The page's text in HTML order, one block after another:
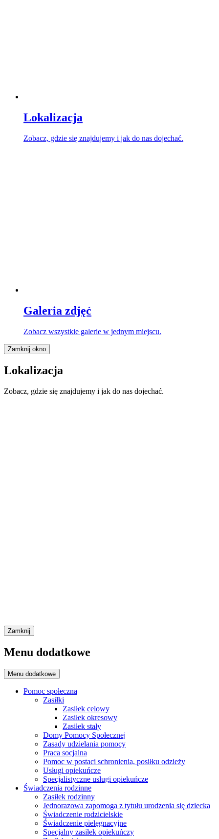
Lokalizacja
Zobacz, gdzie się znajdujemy i jak do nas dojechać.
Galeria zdjęć
Zobacz wszystkie galerie w jednym miejscu.
Zamknij okno
Lokalizacja
Zobacz, gdzie się znajdujemy i jak do nas dojechać.
Zamknij
Menu dodatkowe
Menu dodatkowe
Pomoc społeczna
Zasiłki
Zasiłek celowy
Zasiłek okresowy
Zasiłek stały
Domy Pomocy Społecznej
Zasady udzielania pomocy
Praca socjalna
Pomoc w postaci schronienia, posiłku odzieży
Usługi opiekuńcze
Specjalistyczne usługi opiekuńcze
Świadczenia rodzinne
Zasiłek rodzinny
Jednorazowa zapomoga z tytułu urodzenia się dziecka
Świadczenie rodzicielskie
Świadczenie pielęgnacyjne
Specjalny zasiłek opiekuńczy